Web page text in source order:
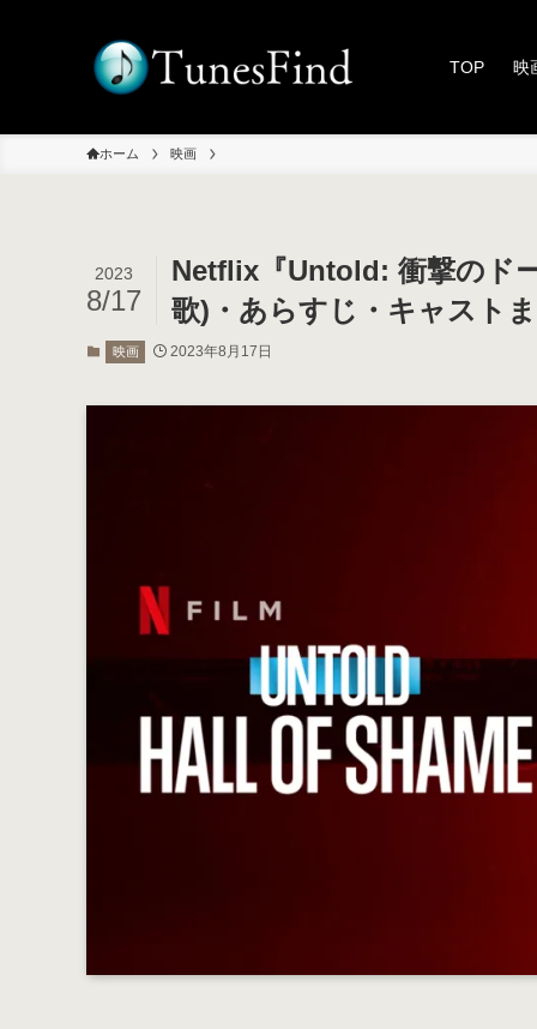
TOP 映
ホーム 映画
Netflix『Untold: 衝撃のド
歌)・あらすじ・キャスト
2023
8/17
映画 2023年8月17日